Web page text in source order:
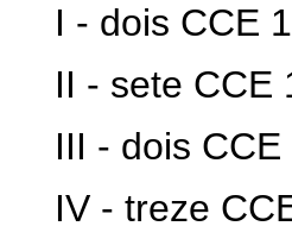
I - dois CCE
II - sete CCE
III - dois CCE
IV - treze